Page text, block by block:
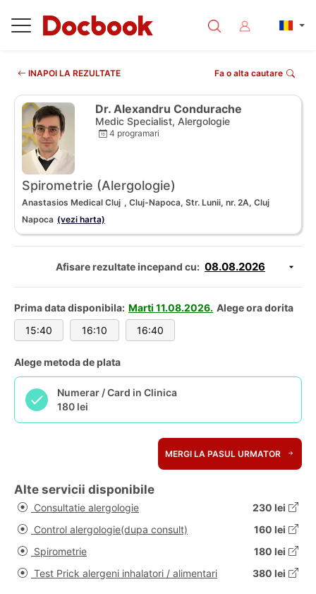
INAPOI LA REZULTATE Fa o alta cautare
Dr. Alexandru Condurache
Medic Specialist, Alergologie
4 programari
Spirometrie (Alergologie)
Anastasios Medical Cluj , Cluj-Napoca, Str. Lunii, nr. 2A, Cluj
Napoca (vezi harta)
Afisare rezultate incepand cu:
Prima data disponibila: Marti 11.08.2026. Alege ora dorita
15:40
16:10 16:40
Alege metoda de plata
Numerar / Card in Clinica
180 lei
MERGI LA PASUL URMATOR
Alte servicii disponibile
Consultatie alergologie
230 lei
Control alergologie(dupa consult)
160 lei
Spirometrie
180 lei
Test Prick alergeni inhalatori / alimentari
380 lei